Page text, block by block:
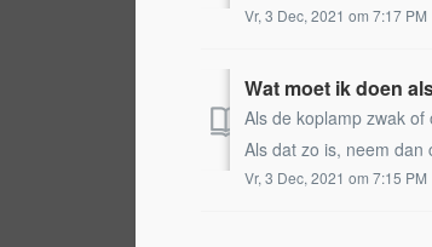
Vr, 3 Dec, 2021 om 7:17 PM
Wat moet ik doen
Als de koplamp zwak
Als dat zo is, neem dan
Vr, 3 Dec, 2021 om 7:15 PM